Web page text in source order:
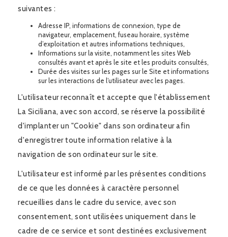
suivantes :
Adresse IP, informations de connexion, type de
navigateur, emplacement, fuseau horaire, système
d’exploitation et autres informations techniques,
Informations sur la visite, notamment les sites Web
consultés avant et après le site et les produits consultés,
Durée des visites sur les pages sur le Site et informations
sur les interactions de l’utilisateur avec les pages.
L'utilisateur reconnaît et accepte que l'établissement
La Siciliana, avec son accord, se réserve la possibilité
d'implanter un "Cookie" dans son ordinateur afin
d'enregistrer toute information relative à la
navigation de son ordinateur sur le site.
L'utilisateur est informé par les présentes conditions
de ce que les données à caractère personnel
recueillies dans le cadre du service, avec son
consentement, sont utilisées uniquement dans le
cadre de ce service et sont destinées exclusivement